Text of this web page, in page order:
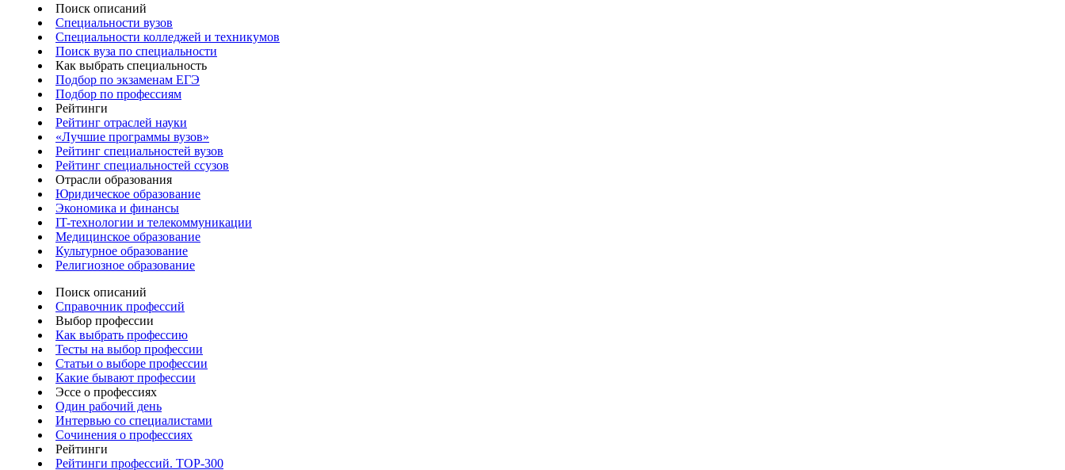
Поиск описаний
Специальности вузов
Специальности колледжей и техникумов
Поиск вуза по специальности
Как выбрать специальность
Подбор по экзаменам ЕГЭ
Подбор по профессиям
Рейтинги
Рейтинг отраслей науки
«Лучшие программы вузов»
Рейтинг специальностей вузов
Рейтинг специальностей ссузов
Отрасли образования
Юридическое образование
Экономика и финансы
IT-технологии и телекоммуникации
Медицинское образование
Культурное образование
Религиозное образование
Поиск описаний
Справочник профессий
Выбор профессии
Как выбрать профессию
Тесты на выбор профессии
Статьи о выборе профессии
Какие бывают профессии
Эссе о профессиях
Один рабочий день
Интервью со специалистами
Сочинения о профессиях
Рейтинги
Рейтинги профессий. TOP-300